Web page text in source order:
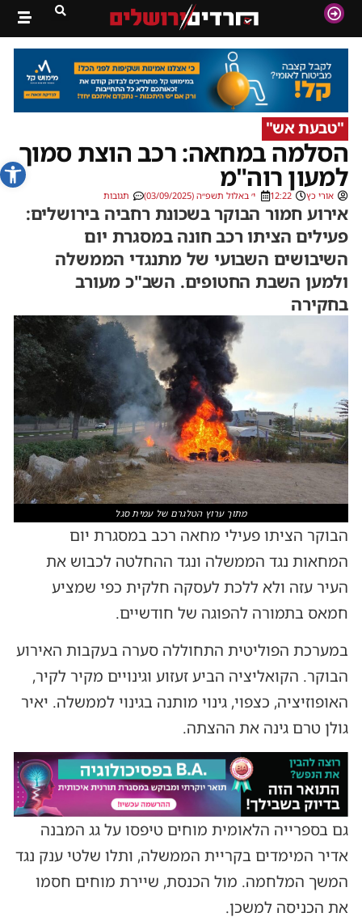
פתח
"טבעת אש"
הסלמה במחאה: רכב הוצת סמוך
למעון רוה"מ
אורי כץ 12:22 י׳ באלול תשפ״ה (03/09/2025) תגובות
אירוע חמור הבוקר בשכונת רחביה בירושלים:
פעילים הציתו רכב חונה במסגרת יום
השיבושים השבועי של מתנגדי הממשלה
ולמען השבת החטופים. השב"כ מעורב
בחקירה
מתוך ערוץ הטלגרם של עמית סגל
הבוקר הציתו פעילי מחאה רכב במסגרת יום
המחאות נגד הממשלה ונגד ההחלטה לכבוש את
העיר עזה ולא ללכת לעסקה חלקית כפי שמציע
חמאס בתמורה להפוגה של חודשיים.
במערכת הפוליטית התחוללה סערה בעקבות האירוע
הבוקר. הקואליציה הביע זעזוע וגינויים מקיר לקיר,
האופוזיציה, כצפוי, גינוי מותנה בגינוי לממשלה. יאיר
גולן טרם גינה את ההצתה.
גם בספרייה הלאומית מוחים טיפסו על גג המבנה
אדיר המימדים בקריית הממשלה, ותלו שלטי ענק נגד
המשך המלחמה. מול הכנסת, שיירת מוחים חסמו
את הכניסה למשכן.